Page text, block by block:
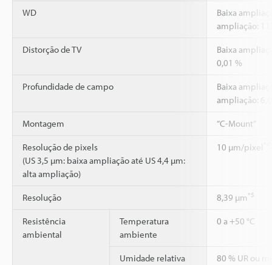
WD
Baixa
ampliação:
Distorção de TV
Baixa
0,01 %
Profundidade de campo
Baixa
ampliação:
Montagem “C-Mount”
Resolução de pixels
(US 3,5 µm: baixa ampliação até US 4,4 µm:
alta ampliação)
10 µm/pixel
Resolução 8,39 µm *5
Resistência
ambiental
Temperatura
ambiente
0 a +50 °C
Umidade relativa 80 % UR ou